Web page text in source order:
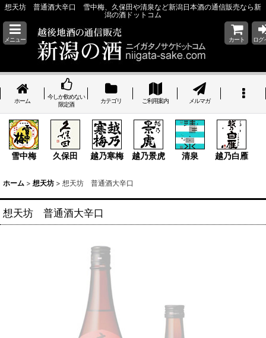
想天坊 普通酒大辛口 雪中梅、久保田や清泉など新潟日本酒の通信販売なら新
潟の酒ドットコム
メニュー カート ログ
ホーム
今しか飲めない
限定酒
カテゴリ ご利用案内 メルマガ
雪中梅 久保田 越乃寒梅 越乃景虎 清泉 越乃白雁
ホーム > 想天坊 > 想天坊 普通酒大辛口
想天坊 普通酒大辛口